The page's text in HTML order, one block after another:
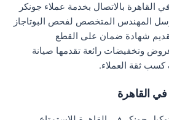
القاهرة بالاتصال بخدمة عملاء جونكر
المهندس المتخصص لفحص البوتاجاز
شهادة ضمان على القطع
وتخفيضات رائعة تقدمها صيانة
ثقة العملاء.
القاهرة